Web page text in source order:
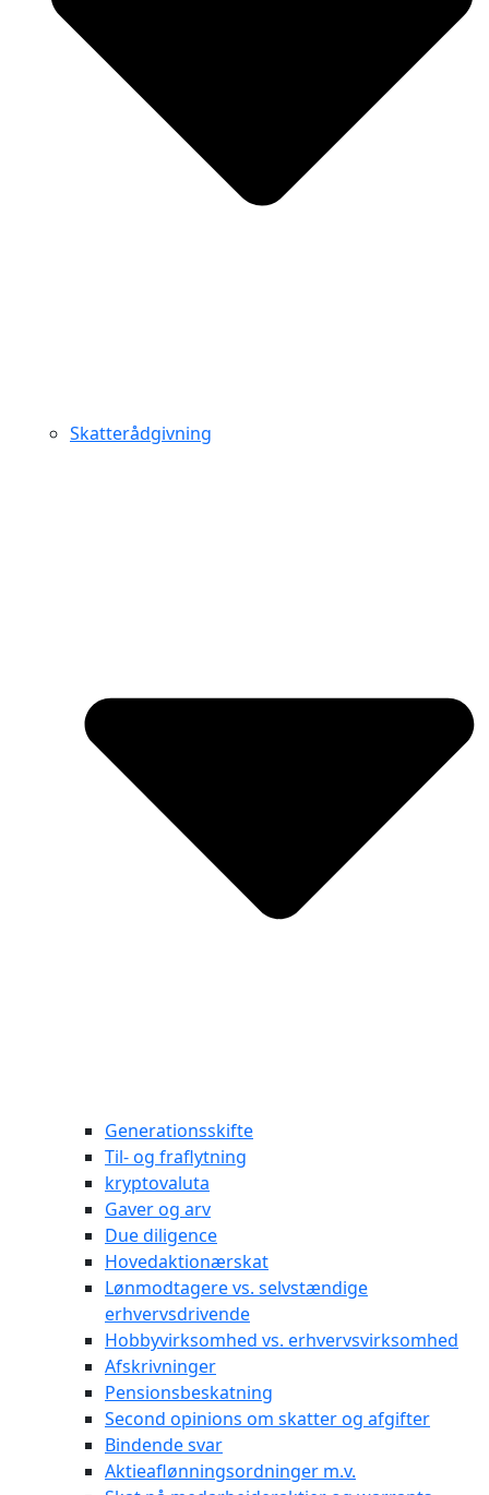
Skatterådgivning
Generationsskifte
Til- og fraflytning
kryptovaluta
Gaver og arv
Due diligence
Hovedaktionærskat
Lønmodtagere vs. selvstændige
erhvervsdrivende
Hobbyvirksomhed vs. erhvervsvirksomhed
Afskrivninger
Pensionsbeskatning
Second opinions om skatter og afgifter
Bindende svar
Aktieaflønningsordninger m.v.